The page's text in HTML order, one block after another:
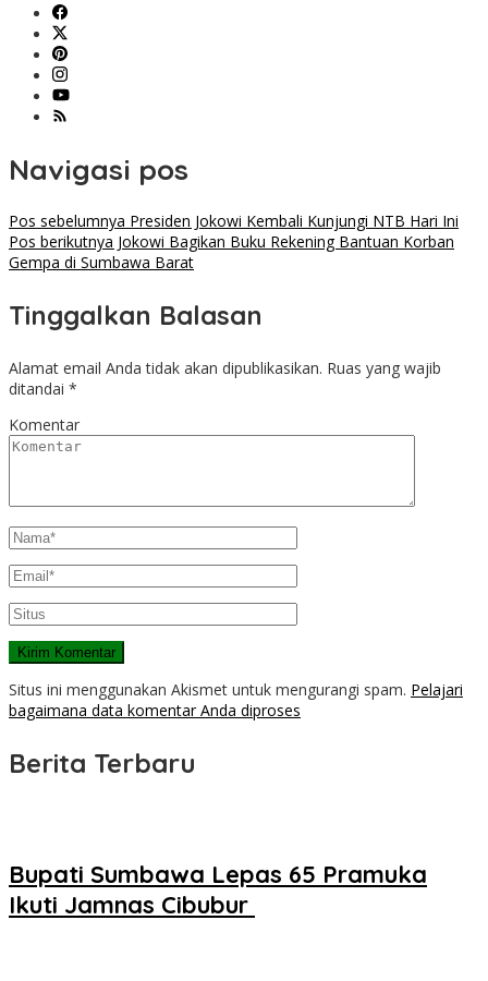
Navigasi pos
Pos sebelumnya Presiden Jokowi Kembali Kunjungi NTB Hari Ini
Pos berikutnya Jokowi Bagikan Buku Rekening Bantuan Korban
Gempa di Sumbawa Barat
Tinggalkan Balasan
Alamat email Anda tidak akan dipublikasikan. Ruas yang wajib
ditandai *
Komentar
Situs ini menggunakan Akismet untuk mengurangi spam. Pelajari
bagaimana data komentar Anda diproses
Berita Terbaru
Bupati Sumbawa Lepas 65 Pramuka
Ikuti Jamnas Cibubur ‎